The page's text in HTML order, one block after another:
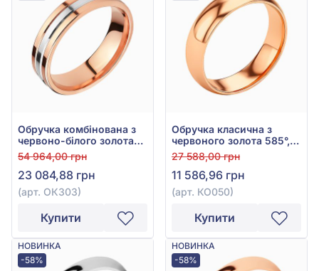
Обручка комбінована з
червоно-білого золота
585°, арт. ОК303
54 964,00 грн
23 084,88 грн
(арт. ОК303)
Купити
Обручка класична з
червоного золота 585°,
арт. КО050
27 588,00 грн
11 586,96 грн
(арт. КО050)
Купити
НОВИНКА
-58%
НОВИНКА
-58%